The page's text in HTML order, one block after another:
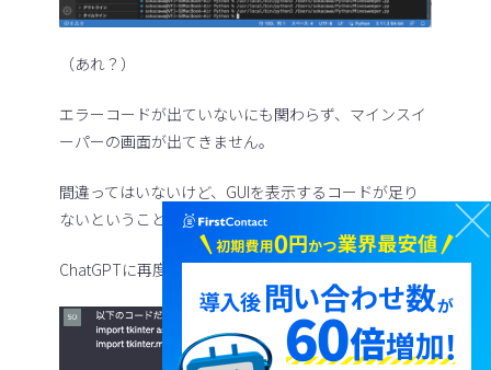
（あれ？）
エラーコードが出ていないにも関わらず、マインスイ
ーパーの画面が出てきません。
間違ってはいないけど、GUIを表示するコードが足り
ないということなのか？
ChatGPTに再度確認してみた結果…↓